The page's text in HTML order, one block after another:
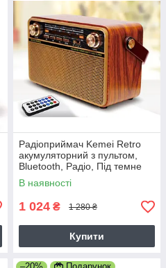
Радіоприймач Kemei Retro
акумуляторний з пультом,
Bluetooth, Радіо, Під темне
дерево
В наявності
1 024 ₴ 1 280 ₴
Купити